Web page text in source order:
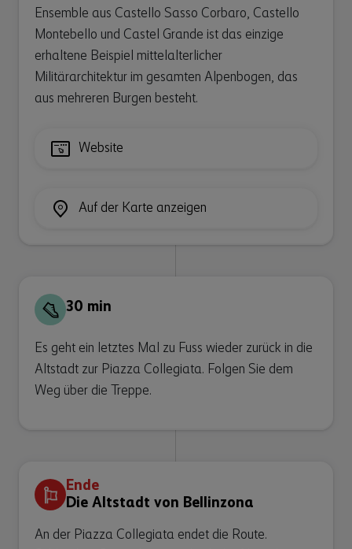
Ensemble aus Castello Sasso Corbaro, Castello
Montebello und Castel Grande ist das einzige
erhaltene Beispiel mittelalterlicher
Militärarchitektur im gesamten Alpenbogen, das
aus mehreren Burgen besteht.
Website
Auf der Karte anzeigen
30 min
Es geht ein letztes Mal zu Fuss wieder zurück in die
Altstadt zur Piazza Collegiata. Folgen Sie dem
Weg über die Treppe.
Ende
Die Altstadt von Bellinzona
An der Piazza Collegiata endet die Route.